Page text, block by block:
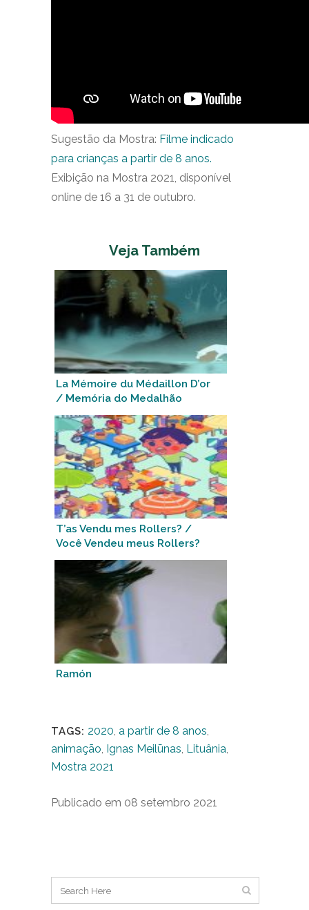
Sugestão da Mostra: Filme indicado
para crianças a partir de 8 anos.
Exibição na Mostra 2021, disponível
online de 16 a 31 de outubro.
Veja Também
La Mémoire du Médaillon D’or
/ Memória do Medalhão
Dourado
T’as Vendu mes Rollers? /
Você Vendeu meus Rollers?
Ramón
TAGS: 2020, a partir de 8 anos,
animação, Ignas Meilūnas, Lituânia,
Mostra 2021
Publicado em 08 setembro 2021